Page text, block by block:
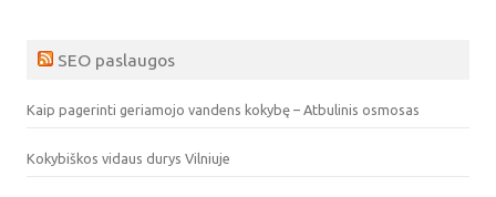
SEO paslaugos
Kaip pagerinti geriamojo vandens kokybę – Atbulinis osmosas
Kokybiškos vidaus durys Vilniuje